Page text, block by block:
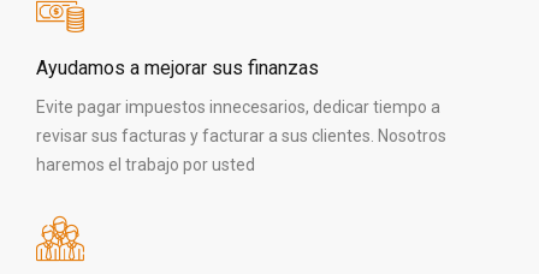
Ayudamos a mejorar sus finanzas
Evite pagar impuestos innecesarios, dedicar tiempo a
revisar sus facturas y facturar a sus clientes. Nosotros
haremos el trabajo por usted